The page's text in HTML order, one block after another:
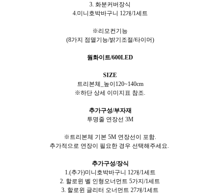
3. 화분커버장식
4.미니호박바구니 12개/1세트
※리모컨기능
(8가지 점멸기능/밝기조절/타이머)
웜화이트/600LED
SIZE
트리본체_높이120~140cm
※하단 상세 이미지표 참조.
추가구성/부자재
투명줄 연장선 3M
※트리본체 기본 5M 연장선이 포함.
추가적으로 연장이 필요한 경우 선택해주세요.
추가구성/장식
1.(추가)미니호박바구니 12개/1세트
2. 할로윈 벨 인형오너먼트 5가지/1세트
3. 할로윈 글리터 오너먼트 27개/1세트